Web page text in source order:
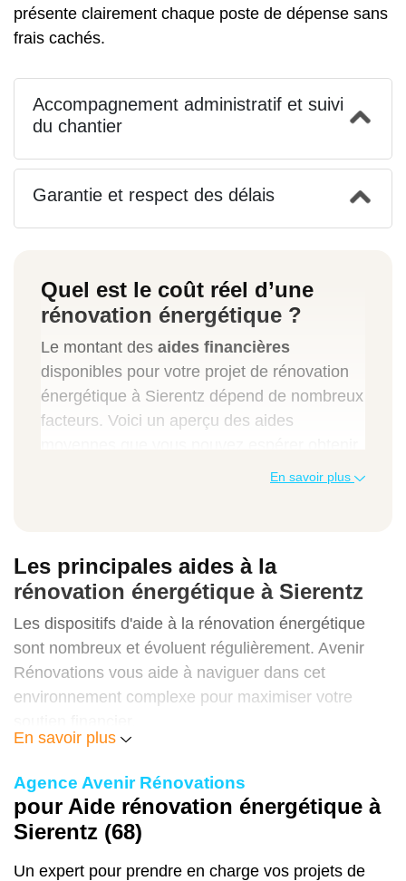
présente clairement chaque poste de dépense sans
frais cachés.
Accompagnement administratif et suivi
du chantier
Garantie et respect des délais
Quel est le coût réel d’une
rénovation énergétique ?
Le montant des aides financières
disponibles pour votre projet de rénovation
énergétique à Sierentz dépend de nombreux
facteurs. Voici un aperçu des aides
selon les types de travaux réalisés:
4 500 € (MaPrimeRénov' + CEE)
3 500 €
Isolation murs par l'extérieur (120m²)
8 000 € (MaPrimeRénov' + CEE + aides
locales)
En savoir plus
Les principales aides à la
rénovation énergétique à Sierentz
Les dispositifs d'aide à la rénovation énergétique
sont nombreux et évoluent régulièrement. Avenir
Rénovations vous aide à naviguer dans cet
environnement complexe pour maximiser votre
travaux d'économie d'énergie
MaPrimeRénov'constitue le dispositif d'aide central
pour financer vos
énergétique. Cette subvention de l'État est
En savoir plus
Agence Avenir Rénovations
pour Aide rénovation énergétique à
Sierentz (68)
Un expert pour prendre en charge vos projets de